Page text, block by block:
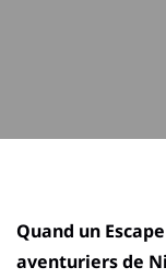
Quand un
aventuriers de